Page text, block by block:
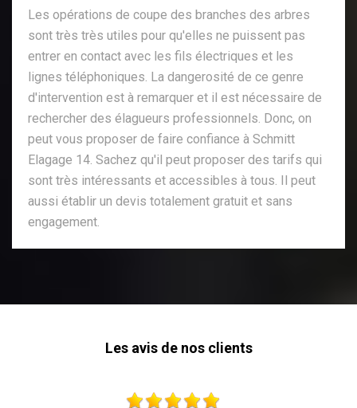
Les opérations de coupe des branches des arbres
sont très très utiles pour qu'elles ne puissent pas
entrer en contact avec les fils électriques et les
lignes téléphoniques. La dangerosité de ce genre
d'intervention est à remarquer et il est nécessaire de
rechercher des élagueurs professionnels. Donc, on
peut vous proposer de faire confiance à Schmitt
Elagage 14. Sachez qu'il peut proposer des tarifs qui
sont très intéressants et accessibles à tous. Il peut
aussi établir un devis totalement gratuit et sans
engagement.
Les avis de nos clients